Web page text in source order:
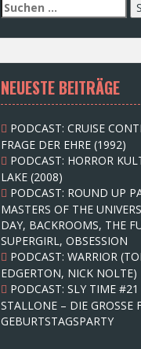
S
u
c
e
n
n
c
h
:
NEUESTE BEITRÄGE
PODCAST: CRUISE
FRAGE DER EHRE (1992)
PODCAST: HORROR
LAKE (2008)
PODCAST: ROUND UP
MASTERS OF THE
DAY, BACKROOMS, THE
SUPERGIRL, OBSESSION
PODCAST: WARRIOR
EDGERTON, NICK NOLTE)
PODCAST: SLY TIME #21
STALLONE – DIE GROSSE
GEBURTSTAGSPARTY